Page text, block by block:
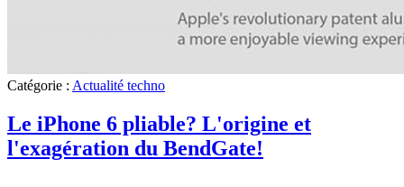
Catégorie : Actualité techno
Le iPhone 6 pliable? L'origine et
l'exagération du BendGate!